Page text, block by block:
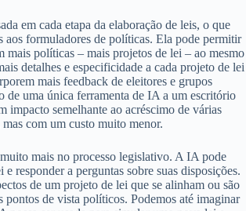
em cada etapa da elaboração de leis, o que
aos formuladores de políticas. Ela pode permitir
mais políticas – mais projetos de lei – ao mesmo
detalhes e especificidade a cada projeto de lei
mais feedback de eleitores e grupos
de uma única ferramenta de IA a um escritório
impacto semelhante ao acréscimo de várias
mas com um custo muito menor.
mais no processo legislativo. A IA pode
responder a perguntas sobre suas disposições.
de um projeto de lei que se alinham ou são
pontos de vista políticos. Podemos até imaginar